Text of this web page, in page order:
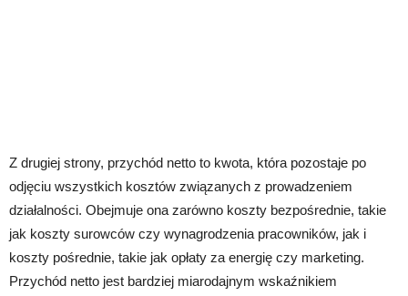
Z drugiej strony, przychód netto to kwota, która pozostaje po
odjęciu wszystkich kosztów związanych z prowadzeniem
działalności. Obejmuje ona zarówno koszty bezpośrednie, takie
jak koszty surowców czy wynagrodzenia pracowników, jak i
koszty pośrednie, takie jak opłaty za energię czy marketing.
Przychód netto jest bardziej miarodajnym wskaźnikiem